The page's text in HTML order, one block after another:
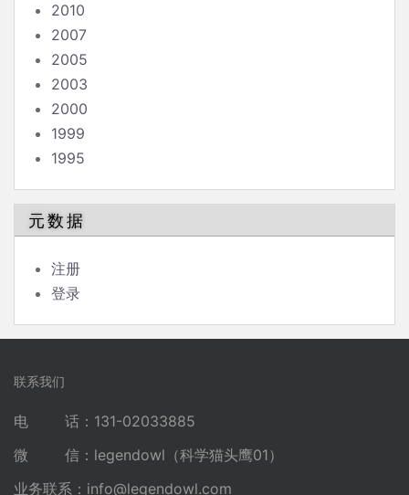
2010
2007
2005
2003
2000
1999
1995
元数据
注册
登录
联系我们
电 话：131-02033885
微 信：legendowl（科学猫头鹰01）
业务联系： info@legendowl.com